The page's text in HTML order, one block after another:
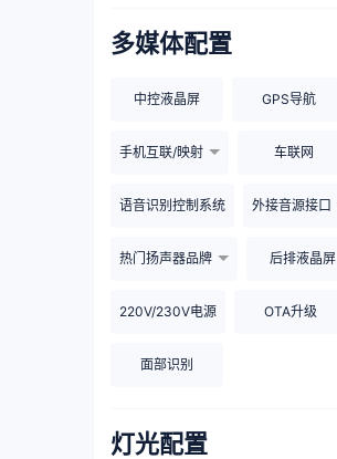
多媒体配置
中控液晶屏 GPS导航
手机互联/映射 车联网
语音识别控制系统 外接音源接口
热门扬声器品牌 后排液晶屏
220V/230V电源 OTA升级
面部识别
灯光配置